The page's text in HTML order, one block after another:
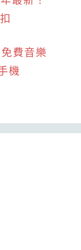
費音樂
機